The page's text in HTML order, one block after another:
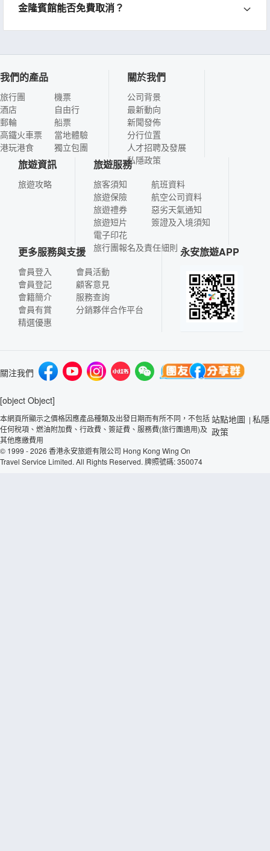
金隆賓館能否免費取消？
我們的產品
旅行團
酒店
郵輪
高鐵火車票
港玩港食
機票
自由行
船票
當地體驗
獨立包團
關於我們
公司背景
最新動向
新聞發佈
分行位置
人才招聘及發展
私隱政策
旅遊資訊
旅遊攻略
旅遊服務
旅客須知
旅遊保險
旅遊禮券
旅遊短片
電子印花
航班資料
航空公司資料
惡劣天氣通知
簽證及入境須知
旅行團報名及責任細則
更多服務與支援
會員登入
會員登記
會籍簡介
會員有賞
精選優惠
會員活動
顧客意見
服務查詢
分銷夥伴合作平台
永安旅遊APP
關注我們
[object Object]
本網頁所顯示之價格因應產品種類及出發日期而有所不同，不包括
任何稅項、燃油附加費、行政費、簽証費、服務費(旅行團適用)及
其他應繳費用
© 1999 - 2026 香港永安旅遊有限公司 Hong Kong Wing On
Travel Service Limited. All Rights Reserved. 牌照號碼: 350074
站點地圖 | 私隱
政策